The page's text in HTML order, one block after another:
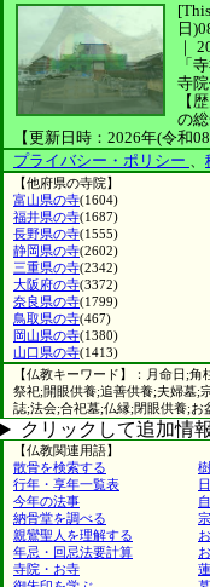
日
｜
「
寺院
【
の
【更新日時：2026年(令和
プライバシー・ポリシー 、
【他府県の寺院】
富山県の寺(1604)
福井県の寺(1687)
長野県の寺(1555)
静岡県の寺(2602)
三重県の寺(2342)
大阪府の寺(3372)
奈良県の寺(1799)
鳥取県の寺(467)
岡山県の寺(1380)
山口県の寺(1413)
【仏教キーワード】：月命日;
祭祀;開眼供養;追善供養;夫婦墓;
誌;法会;合祀墓;仏縁;閉眼供養;お
クリックして追加情
【仏教関連用語】
散骨を検索する
行年・享年一覧表
今年の法事
納骨堂を調べる
親鸞聖人を理解する
年忌・回忌法要計算
寺院・お寺